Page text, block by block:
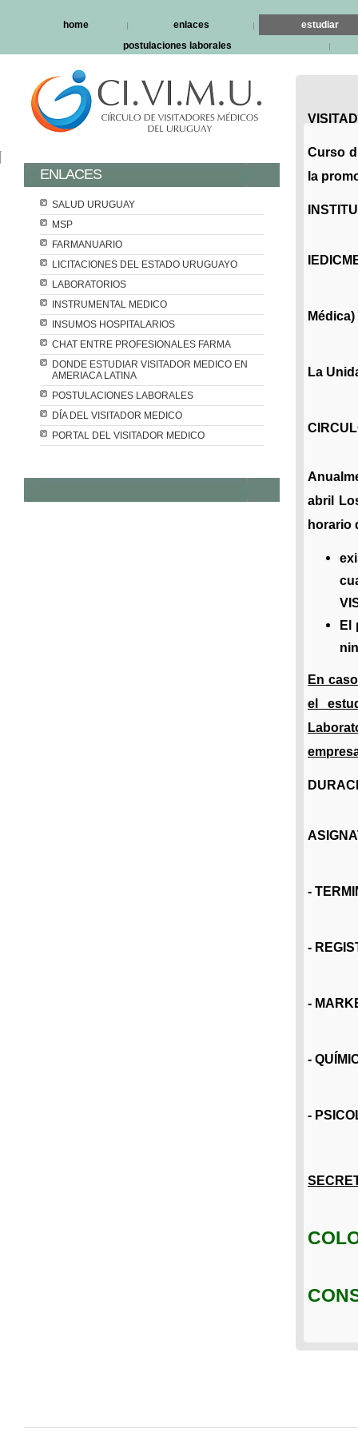
home enlaces
estudiar
postulaciones laborales
Curso
la
La
abril
horario
El
En
el
-
-
-
-
-
ENLACES
SALUD URUGUAY
MSP
FARMANUARIO
LICITACIONES DEL ESTADO URUGUAYO
LABORATORIOS
INSTRUMENTAL MEDICO
INSUMOS HOSPITALARIOS
CHAT ENTRE PROFESIONALES FARMA
DONDE ESTUDIAR VISITADOR MEDICO EN
AMERIACA LATINA
POSTULACIONES LABORALES
DÍA DEL VISITADOR MEDICO
PORTAL DEL VISITADOR MEDICO